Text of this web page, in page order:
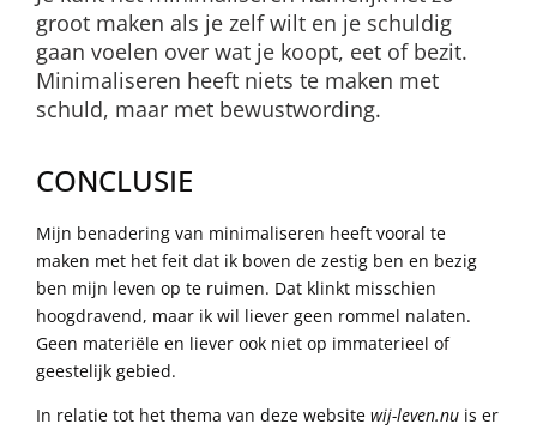
groot maken als je zelf wilt en je schuldig
gaan voelen over wat je koopt, eet of bezit.
Minimaliseren heeft niets te maken met
schuld, maar met bewustwording.
CONCLUSIE
Mijn benadering van minimaliseren heeft vooral te
maken met het feit dat ik boven de zestig ben en bezig
ben mijn leven op te ruimen. Dat klinkt misschien
hoogdravend, maar ik wil liever geen rommel nalaten.
Geen materiële en liever ook niet op immaterieel of
geestelijk gebied.
In relatie tot het thema van deze website wij-leven.nu is er